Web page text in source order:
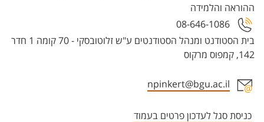
ההוראה והלמידה
בית הסטודנט ומנהל הסטודנטים ע"ש זלוטובסקי - 70 קומה 1 חדר
142, קמפוס מרקוס
08-646-1086
npinkert@bgu.ac.il
כניסת סגל לעדכון פרטים בעמוד